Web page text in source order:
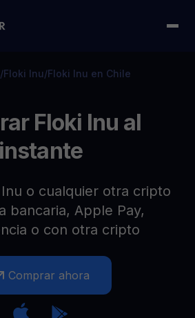
/Floki Inu/Floki Inu en Chile
Floki Inu al
instante
o cualquier otra cripto
bancaria, Apple Pay,
o con otra cripto
Comprar ahora